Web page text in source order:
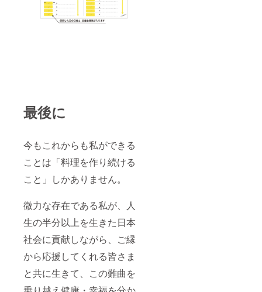
最後に
今もこれからも私ができる
ことは「料理を作り続ける
こと」しかありません。
微力な存在である私が、人
生の半分以上を生きた日本
社会に貢献しながら、ご縁
から応援してくれる皆さま
と共に生きて、この難曲を